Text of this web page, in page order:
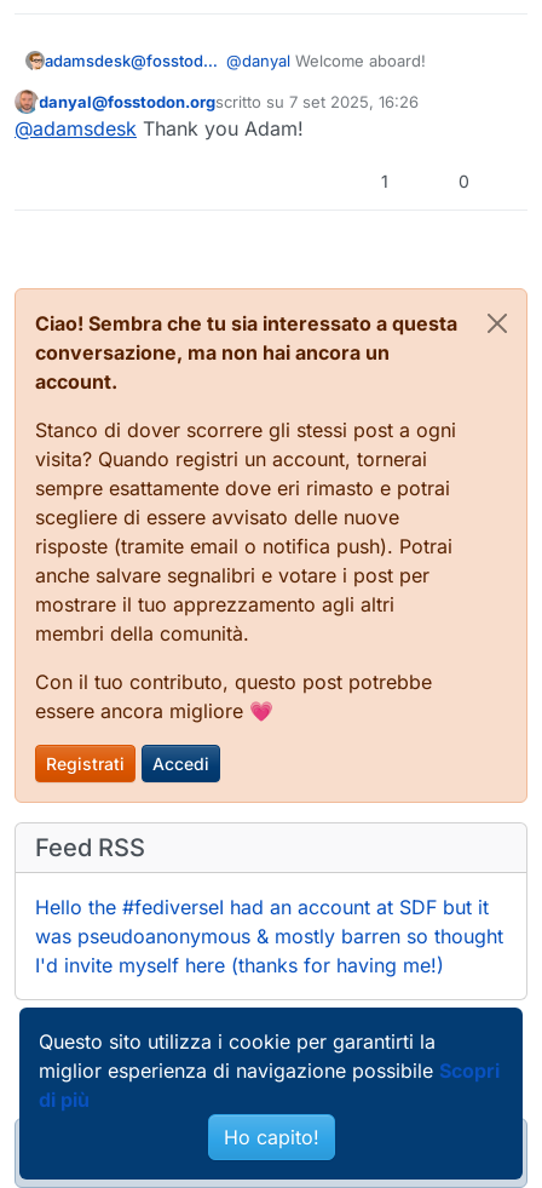
posterity XD
look forwarding to reading & sharing
'content' with you.
adamsdesk@fosstodon.org @danyal Welcome aboard!
Questo utente è esterno a questo forum
danyal@fosstodon.orgscritto su 7 set 2025, 16:26
ultima modifica di
@adamsdesk Thank you Adam!
1 0
Ciao! Sembra che tu sia interessato a questa
conversazione, ma non hai ancora un
account.
Stanco di dover scorrere gli stessi post a ogni
visita? Quando registri un account, tornerai
sempre esattamente dove eri rimasto e potrai
scegliere di essere avvisato delle nuove
risposte (tramite email o notifica push). Potrai
anche salvare segnalibri e votare i post per
mostrare il tuo apprezzamento agli altri
membri della comunità.
Con il tuo contributo, questo post potrebbe
essere ancora migliore 💗
Registrati Accedi
Feed RSS
Hello the #fediverseI had an account at SDF but it
was pseudoanonymous & mostly barren so thought
I'd invite myself here (thanks for having me!)
@pierobosio@soc.bosio.info
Questo sito utilizza i cookie per garantirti la
miglior esperienza di navigazione possibile Scopri
di più
Ho capito!